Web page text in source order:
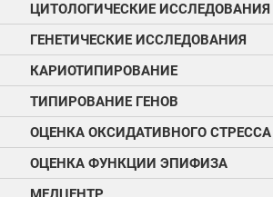
ЦИТОЛОГИЧЕСКИЕ ИССЛЕДОВАНИЯ
ГЕНЕТИЧЕСКИЕ ИССЛЕДОВАНИЯ
КАРИОТИПИРОВАНИЕ
ТИПИРОВАНИЕ ГЕНОВ
ОЦЕНКА ОКСИДАТИВНОГО СТРЕССА
ОЦЕНКА ФУНКЦИИ ЭПИФИЗА